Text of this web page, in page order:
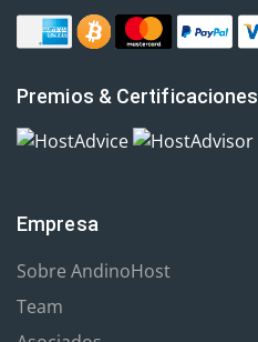
Premios & Certificaciones
Empresa
Sobre AndinoHost
Team